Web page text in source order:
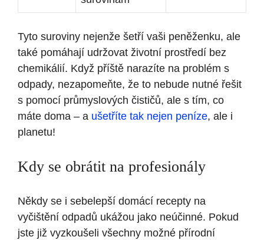
Tyto suroviny nejenže šetří vaši peněženku, ale
také pomáhají udržovat životní prostředí bez
chemikálií. Když příště narazíte na problém s
odpady, nezapomeňte, že to nebude nutné řešit
s pomocí průmyslových čističů, ale s tím, co
máte doma – a ušetříte tak nejen peníze, ale i
planetu!
Kdy se obrátit na profesionály
Někdy se i sebelepší domácí recepty na
vyčištění odpadů ukážou jako neúčinné. Pokud
jste již vyzkoušeli všechny možné přírodní